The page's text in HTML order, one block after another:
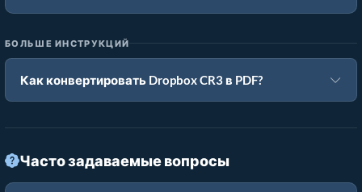
БОЛЬШЕ ИНСТРУКЦИЙ
Как конвертировать Dropbox CR3 в PDF?
Часто задаваемые вопросы